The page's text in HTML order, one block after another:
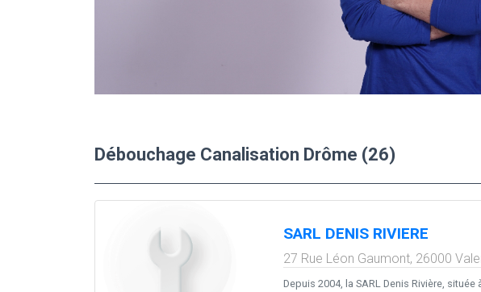
Débouchage Canalisation Drôme (26)
SARL DENIS RIVIERE
27 Rue Léon Gaumont, 26000
Depuis 2004, la SARL Denis Rivière,